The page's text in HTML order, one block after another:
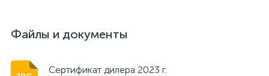
Файлы и документы
Сертификат дилера 2023 г.